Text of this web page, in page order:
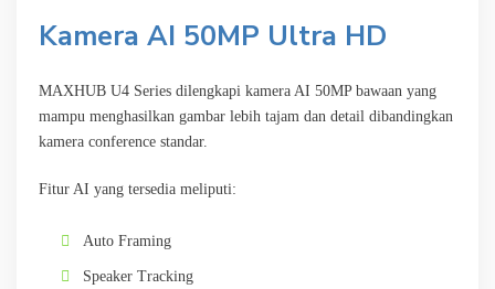
Kamera AI 50MP Ultra HD
MAXHUB U4 Series dilengkapi kamera AI 50MP bawaan yang
mampu menghasilkan gambar lebih tajam dan detail dibandingkan
kamera conference standar.
Fitur AI yang tersedia meliputi:
Auto Framing
Speaker Tracking